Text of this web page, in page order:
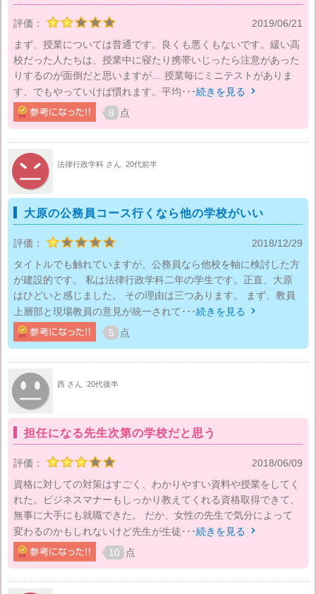
評価：
2019/06/21
まず、授業については普通です。良くも悪くもないです。緩い高
校だった人たちは、授業中に寝たり携帯いじったら注意があった
りするのが面倒だと思いますが… 授業毎にミニテストがありま
す、でもやっていけば慣れます。平均･･･続きを見る 
8 点
法律行政学科 さん 20代前半
大原の公務員コース行くなら他の学校がいい
評価：
2018/12/29
タイトルでも触れていますが、公務員なら他校を軸に検討した方
が建設的です。 私は法律行政学科二年の学生です。正直、大原
はひどいと感じました。 その理由は三つあります。 まず、教員
上層部と現場教員の意見が統一されて･･･続きを見る 
5 点
西 さん 20代後半
担任になる先生次第の学校だと思う
評価：
2018/06/09
資格に対しての対策はすごく、わかりやすい資料や授業をしてく
れた。ビジネスマナーもしっかり教えてくれる資格取得できて、
無事に大手にも就職できた。 だか、女性の先生で気分によって
変わるのかもしれないけど先生が生徒･･･続きを見る 
10 点